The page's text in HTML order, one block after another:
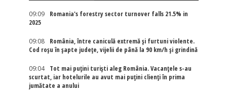
09:09
Romania's forestry sector turnover falls 21.5% in
2025
09:08
România, între caniculă extremă și furtuni violente.
Cod roșu în șapte județe, vijelii de până la 90 km/h și grindină
09:04
Tot mai puțini turiști aleg România. Vacanțele s-au
scurtat, iar hotelurile au avut mai puțini clienți în prima
jumătate a anului